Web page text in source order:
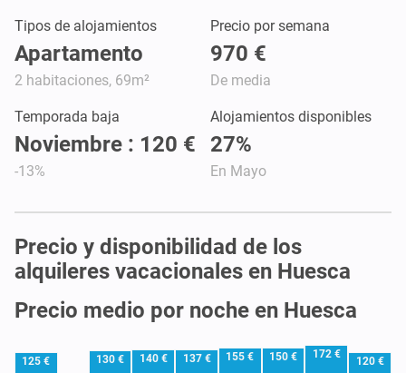
Tipos de alojamientos
Apartamento
2 habitaciones, 69m²
Precio por semana
970 €
De media
Temporada baja
Noviembre : 120 €
-13%
Alojamientos disponibles
27%
En Mayo
Precio y disponibilidad de los
alquileres vacacionales en Huesca
Precio medio por noche en Huesca
125 € 130 € 140 € 137 € 155 € 150 € 172 €
120 €